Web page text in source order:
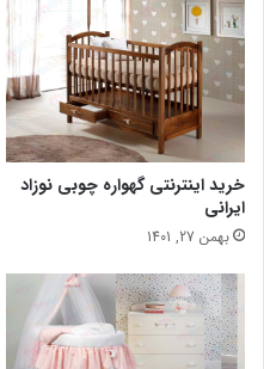
خرید اینترنتی گهواره چوبی نوزاد
ایرانی
بهمن 27, 1401